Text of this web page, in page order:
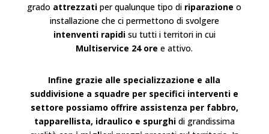
grado attrezzati per qualunque tipo di riparazione o
installazioneche ci permettono di svolgere
intenventi rapidisu tutti i territori in cui
Multiservice 24 ore e attivo.
Infine grazie alle specializzazione e alla
suddivisione a squadre per specifici interventi e
settore possiamo offrire assistenza per fabbro,
tapparellista, idraulico e spurghidi grandissima